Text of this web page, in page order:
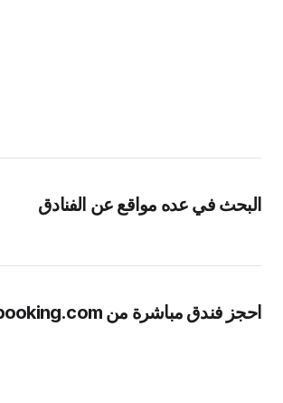
البحث في عده مواقع عن الفنادق
احجز فندق مباشرة من booking.com